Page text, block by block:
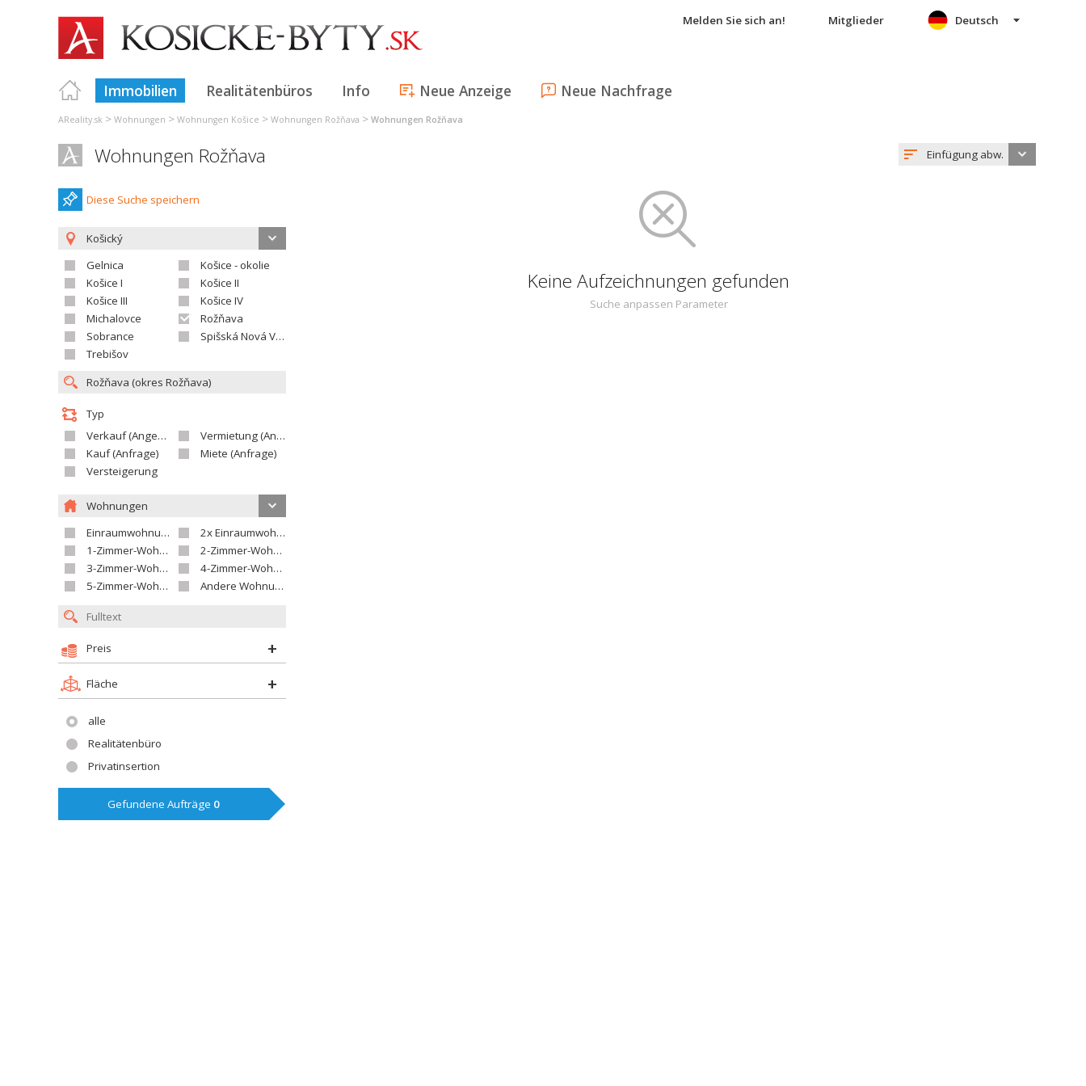
Melden Sie sich an! Mitglieder
Immobilien Realitätenbüros Info Neue Anzeige Neue Nachfrage
Deutsch
AReality.sk > Wohnungen > Wohnungen Košice > Wohnungen Rožňava > Wohnungen Rožňava
Wohnungen Rožňava Einfügung abw.
Diese Suche speichern
Košický
Gelnica
Košice - okolie
Košice I
Košice II
Košice III
Košice IV
Michalovce
Rožňava
Sobrance
Spišská Nová Ves
Trebišov
Typ
Verkauf (Angebot)
Vermietung (Angebot)
Kauf (Anfrage)
Miete (Anfrage)
Versteigerung
Wohnungen
Einraumwohnung
2x Einraumwohnung
1-Zimmer-Wohnung
2-Zimmer-Wohnung
3-Zimmer-Wohnung
4-Zimmer-Wohnung
5-Zimmer-Wohnung und größer
Andere Wohnung
Preis
Fläche
alle
Realitätenbüro
Privatinsertion
Gefundene Aufträge 0
Keine Aufzeichnungen gefunden
Suche anpassen Parameter